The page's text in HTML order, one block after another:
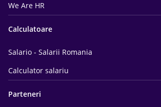
We Are HR
Calculatoare
Salario - Salarii Romania
Calculator salariu
Parteneri